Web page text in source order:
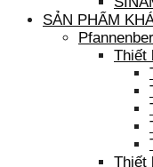
SẢN PHẨM
Thiết
Thiết